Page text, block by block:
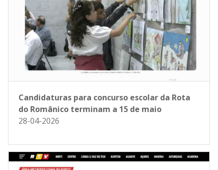
Candidaturas para concurso escolar da Rota
do Românico terminam a 15 de maio
28-04-2026